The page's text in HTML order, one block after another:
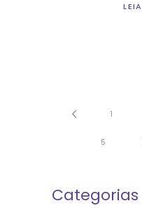
1
5
Categorias